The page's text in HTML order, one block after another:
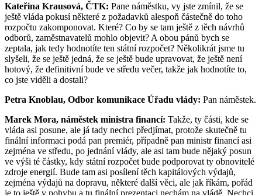
Kateřina Krausová, ČTK: Pane náměstku, vy jste zmínil, že se
ještě vláda pokusí některé z požadavků alespoň částečně do toho
rozpočtu zakomponovat. Které? Co by se tam ještě z těch návrhů
odborů, zaměstnavatelů mohlo objevit? A obou pánů bych se
zeptala, jak tedy hodnotíte ten státní rozpočet? Několikrát jsme tu
slyšeli, že se ještě jedná, že se ještě bude upravovat, že ještě není
hotový, že definitivní bude ve středu večer, takže jak hodnotíte to,
co jste viděli a dostali?
Petra Knoblau, Odbor komunikace Úřadu vlády: Pan náměstek.
Marek Mora, náměstek ministra financí: Takže, ty části, kde se
vláda asi posune, ale já tady nechci předjímat, protože skutečně tu
finální informaci podá pan premiér, případně pan ministr financí asi
zejména ve středu, po jednání vlády, ale asi tam bude nějaký posun
ve výši té částky, kdy státní rozpočet bude podporovat ty obnovitelé
zdroje energií. Bude tam asi posílení těch kapitálových výdajů,
zejména výdajů na dopravu, některé další věci, ale jak říkám, pořád
je to ještě v pohybu a tu finální prezentaci nechám na vládě. Nechci